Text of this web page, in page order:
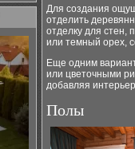
Для создания
отделить
отделку для стен,
или темный орех,
Еще одним
или цветочными
добавляя
Полы